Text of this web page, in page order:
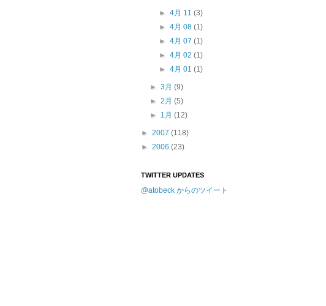
► 4月 11 (3)
► 4月 08 (1)
► 4月 07 (1)
► 4月 02 (1)
► 4月 01 (1)
►3月(9)
►2月(5)
► 1月(12)
► 2007 (118)
► 2006 (23)
TWITTER UPDATES
@atobeck からのツイート